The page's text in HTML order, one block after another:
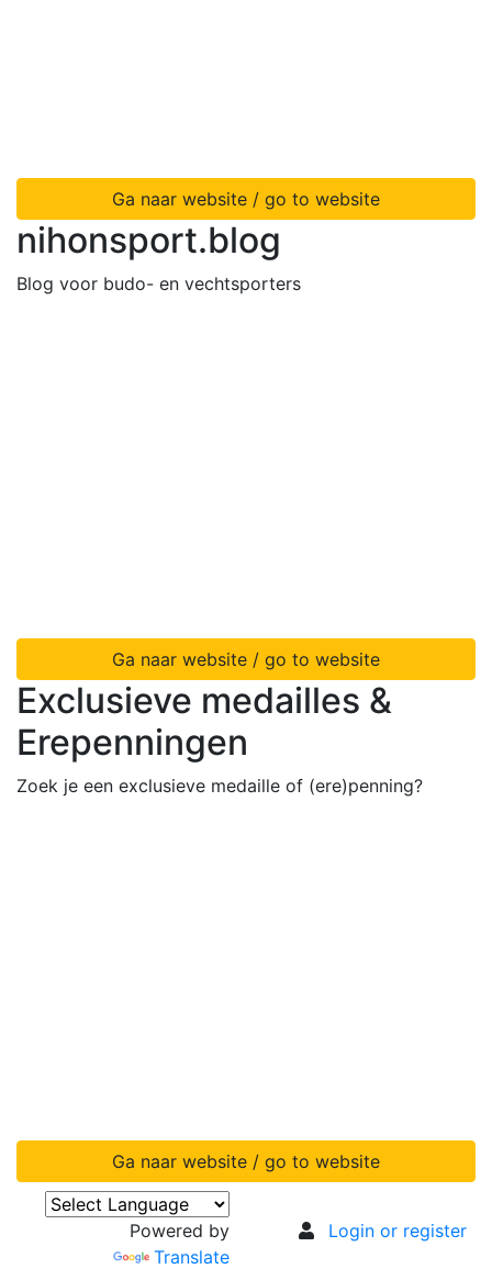
Ga naar website / go to website
nihonsport.blog
Blog voor budo- en vechtsporters
Ga naar website / go to website
Exclusieve medailles &
Erepenningen
Zoek je een exclusieve medaille of (ere)penning?
Ga naar website / go to website
Powered by
Translate
Login or register